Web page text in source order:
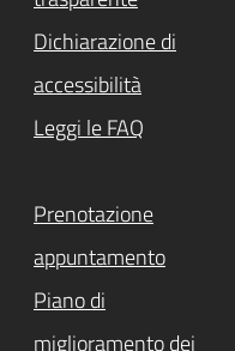
Dichiarazione di
accessibilità
Leggi le FAQ
Prenotazione
appuntamento
Piano di
miglioramento dei